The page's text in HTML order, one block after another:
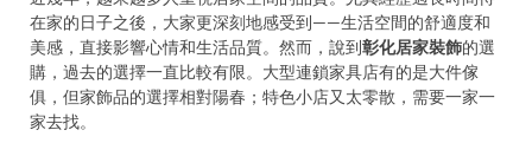
在家的日子之後，大家更深刻地感受到——生活空間的舒適度和
美感，直接影響心情和生活品質。然而，說到彰化居家裝飾的選
購，過去的選擇一直比較有限。大型連鎖家具店有的是大件傢
俱，但家飾品的選擇相對陽春；特色小店又太零散，需要一家一
家去找。